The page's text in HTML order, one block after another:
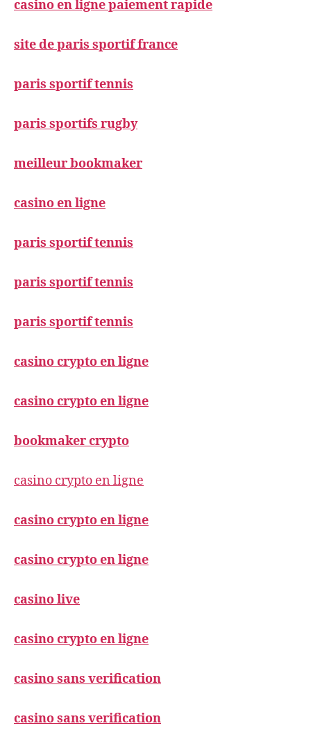
casino en ligne paiement rapide
site de paris sportif france
paris sportif tennis
paris sportifs rugby
meilleur bookmaker
casino en ligne
paris sportif tennis
paris sportif tennis
paris sportif tennis
casino crypto en ligne
casino crypto en ligne
bookmaker crypto
casino crypto en ligne
casino crypto en ligne
casino crypto en ligne
casino live
casino crypto en ligne
casino sans verification
casino sans verification